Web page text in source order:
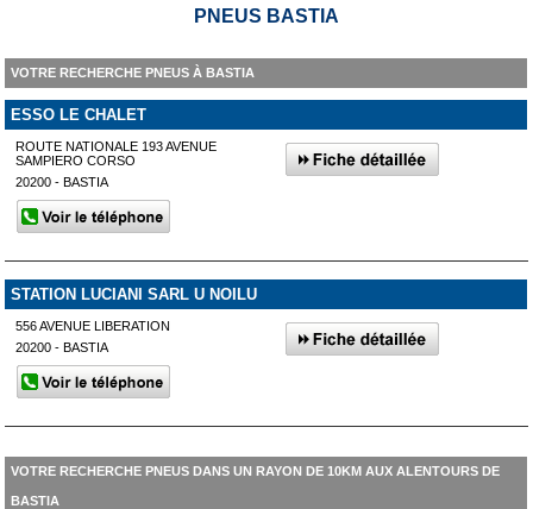
PNEUS BASTIA
VOTRE RECHERCHE PNEUS À BASTIA
ESSO LE CHALET
ROUTE NATIONALE 193 AVENUE
SAMPIERO CORSO
20200 - BASTIA
STATION LUCIANI SARL U NOILU
556 AVENUE LIBERATION
20200 - BASTIA
VOTRE RECHERCHE PNEUS DANS UN RAYON DE 10KM AUX ALENTOURS DE
BASTIA